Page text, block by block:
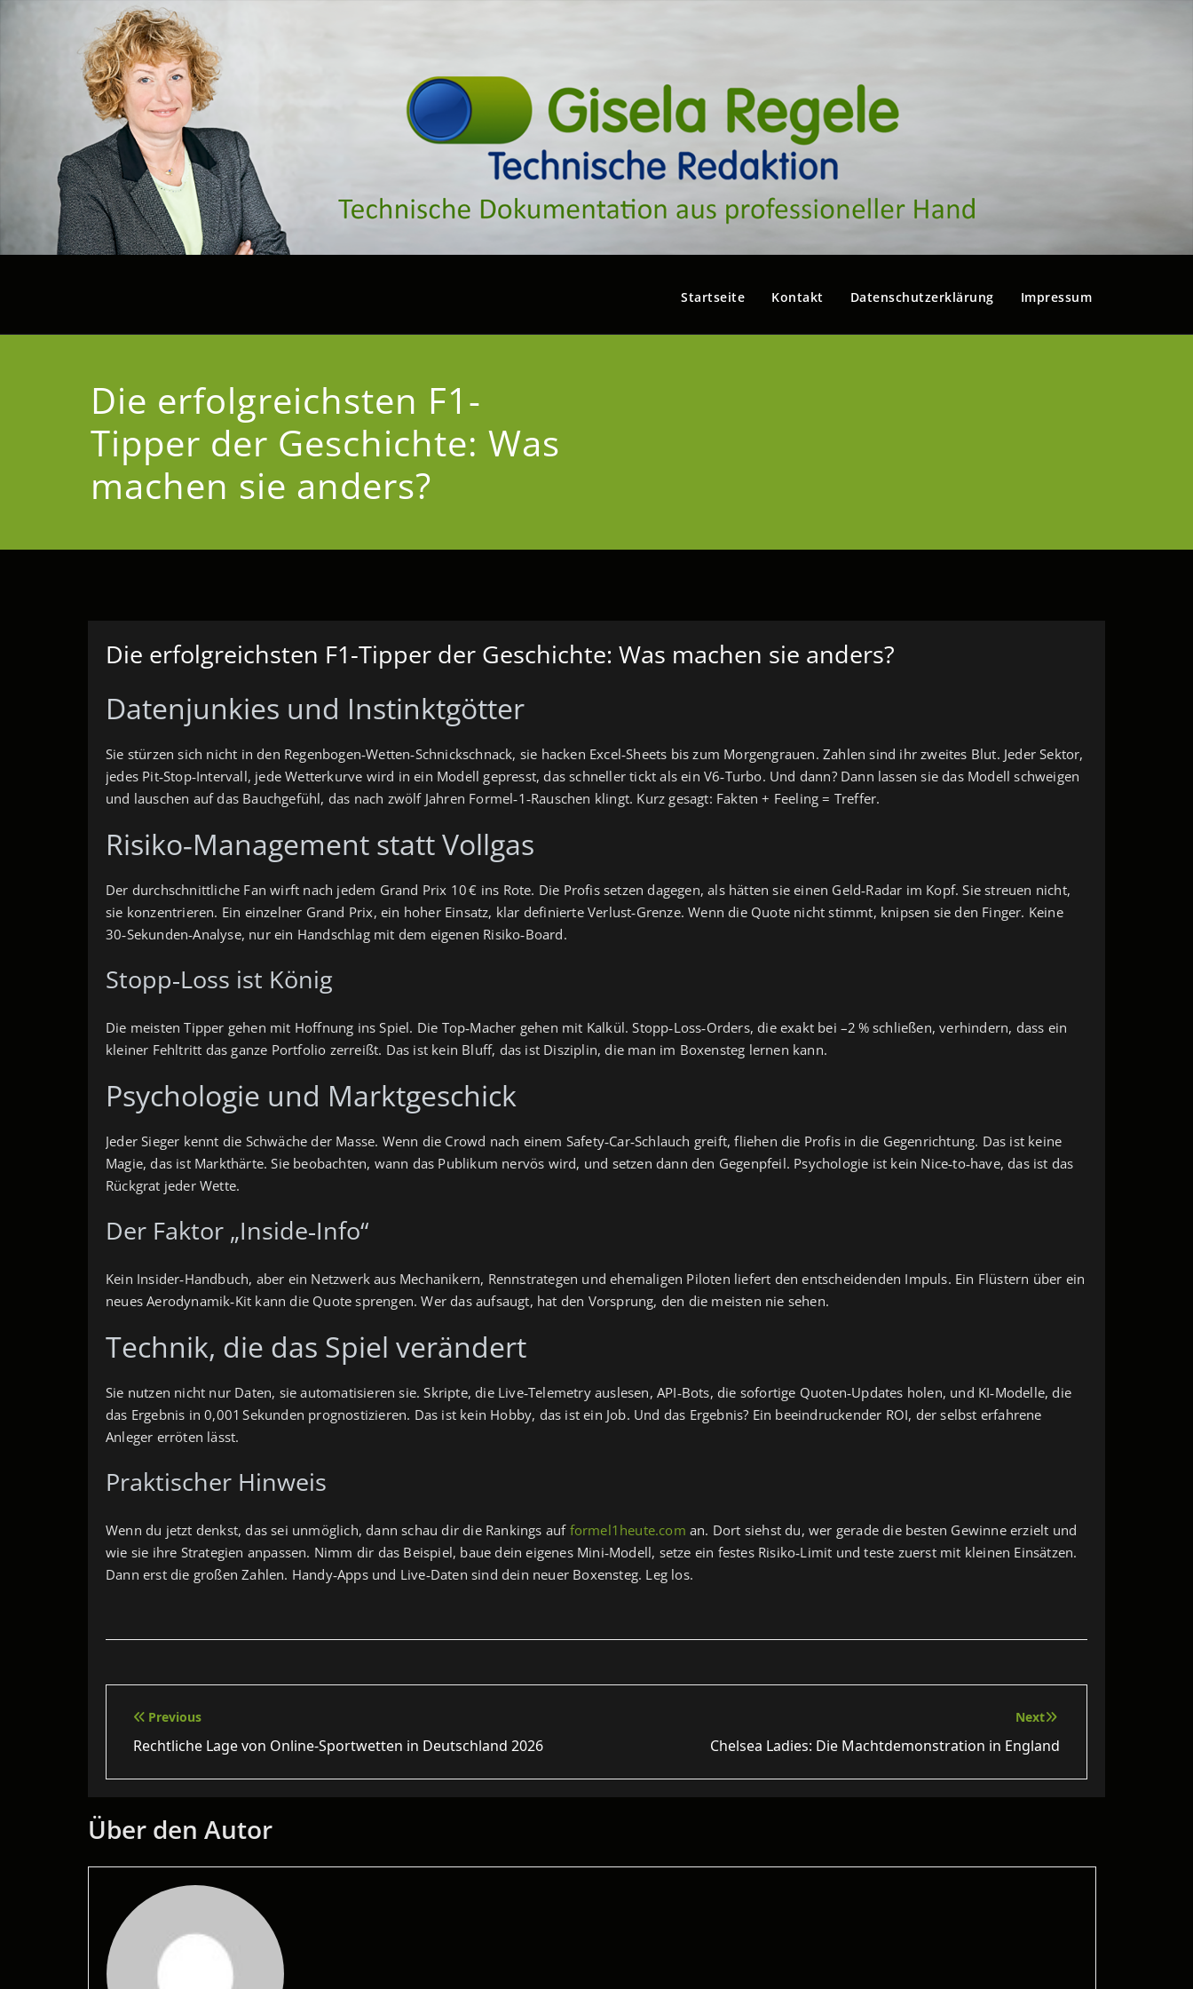
Startseite Kontakt Datenschutzerklärung Impressum
Die erfolgreichsten F1-
Tipper der Geschichte: Was
machen sie anders?
Die erfolgreichsten F1-Tipper der Geschichte: Was machen sie anders?
Datenjunkies und Instinktgötter
Sie stürzen sich nicht in den Regenbogen‑Wetten‑Schnickschnack, sie hacken Excel‑Sheets bis zum Morgengrauen. Zahlen sind ihr zweites Blut. Jeder Sektor,
jedes Pit‑Stop‑Intervall, jede Wetterkurve wird in ein Modell gepresst, das schneller tickt als ein V6‑Turbo. Und dann? Dann lassen sie das Modell schweigen
und lauschen auf das Bauchgefühl, das nach zwölf Jahren Formel‑1‑Rauschen klingt. Kurz gesagt: Fakten + Feeling = Treffer.
Risiko‑Management statt Vollgas
Der durchschnittliche Fan wirft nach jedem Grand Prix 10 € ins Rote. Die Profis setzen dagegen, als hätten sie einen Geld‑Radar im Kopf. Sie streuen nicht,
sie konzentrieren. Ein einzelner Grand Prix, ein hoher Einsatz, klar definierte Verlust‑Grenze. Wenn die Quote nicht stimmt, knipsen sie den Finger. Keine
30‑Sekunden‑Analyse, nur ein Handschlag mit dem eigenen Risiko‑Board.
Stopp‑Loss ist König
Die meisten Tipper gehen mit Hoffnung ins Spiel. Die Top‑Macher gehen mit Kalkül. Stopp‑Loss‑Orders, die exakt bei –2 % schließen, verhindern, dass ein
kleiner Fehltritt das ganze Portfolio zerreißt. Das ist kein Bluff, das ist Disziplin, die man im Boxensteg lernen kann.
Psychologie und Marktgeschick
Jeder Sieger kennt die Schwäche der Masse. Wenn die Crowd nach einem Safety‑Car‑Schlauch greift, fliehen die Profis in die Gegenrichtung. Das ist keine
Magie, das ist Markthärte. Sie beobachten, wann das Publikum nervös wird, und setzen dann den Gegenpfeil. Psychologie ist kein Nice‑to‑have, das ist das
Rückgrat jeder Wette.
Der Faktor „Inside‑Info“
Kein Insider‑Handbuch, aber ein Netzwerk aus Mechanikern, Rennstrategen und ehemaligen Piloten liefert den entscheidenden Impuls. Ein Flüstern über ein
neues Aerodynamik‑Kit kann die Quote sprengen. Wer das aufsaugt, hat den Vorsprung, den die meisten nie sehen.
Technik, die das Spiel verändert
Sie nutzen nicht nur Daten, sie automatisieren sie. Skripte, die Live‑Telemetry auslesen, API‑Bots, die sofortige Quoten‑Updates holen, und KI‑Modelle, die
das Ergebnis in 0,001 Sekunden prognostizieren. Das ist kein Hobby, das ist ein Job. Und das Ergebnis? Ein beeindruckender ROI, der selbst erfahrene
Anleger erröten lässt.
Praktischer Hinweis
Wenn du jetzt denkst, das sei unmöglich, dann schau dir die Rankings auf formel1heute.com an. Dort siehst du, wer gerade die besten Gewinne erzielt und
wie sie ihre Strategien anpassen. Nimm dir das Beispiel, baue dein eigenes Mini‑Modell, setze ein festes Risiko‑Limit und teste zuerst mit kleinen Einsätzen.
Dann erst die großen Zahlen. Handy‑Apps und Live‑Daten sind dein neuer Boxensteg. Leg los.
Beitragsnavigation
Previous
Rechtliche Lage von Online‑Sportwetten in Deutschland 2026
Next
Chelsea Ladies: Die Machtdemonstration in England
Über den Autor